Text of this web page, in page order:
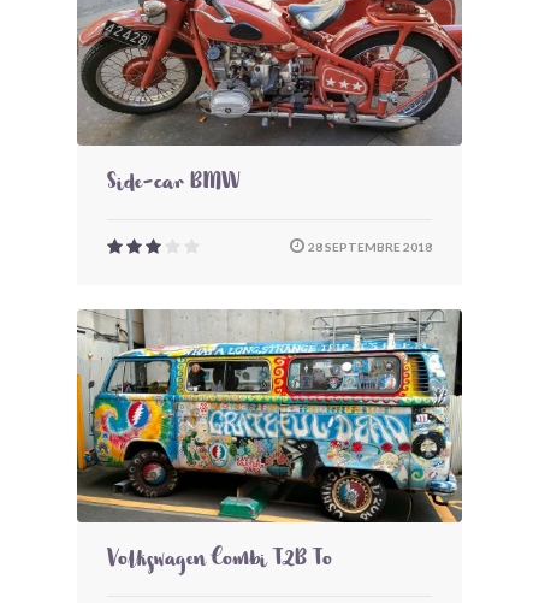
Side-car BMW
28 SEPTEMBRE 2018
Volkswagen Combi T2B To